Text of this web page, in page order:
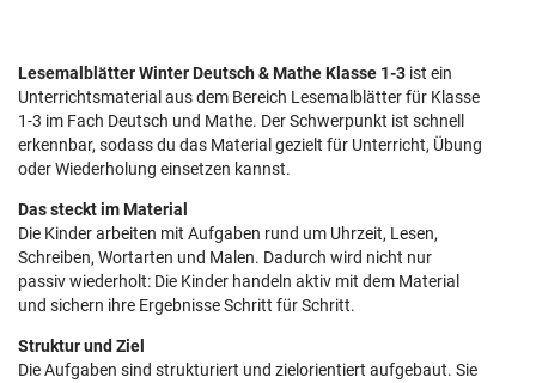
Lesemalblätter Winter Deutsch & Mathe Klasse 1-3 ist ein
Unterrichtsmaterial aus dem Bereich Lesemalblätter für Klasse
1-3 im Fach Deutsch und Mathe. Der Schwerpunkt ist schnell
erkennbar, sodass du das Material gezielt für Unterricht, Übung
oder Wiederholung einsetzen kannst.
Das steckt im Material
Die Kinder arbeiten mit Aufgaben rund um Uhrzeit, Lesen,
Schreiben, Wortarten und Malen. Dadurch wird nicht nur
passiv wiederholt: Die Kinder handeln aktiv mit dem Material
und sichern ihre Ergebnisse Schritt für Schritt.
Struktur und Ziel
Die Aufgaben sind strukturiert und zielorientiert aufgebaut. Sie